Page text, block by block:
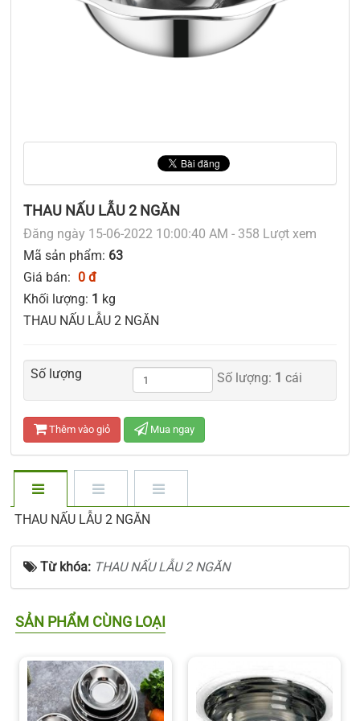
THAU NẤU LẪU 2 NGĂN
Đăng ngày 15-06-2022 10:00:40 AM - 358 Lượt xem
Mã sản phẩm: 63
Giá bán: 0 đ
Khối lượng: 1 kg
THAU NẤU LẪU 2 NGĂN
Số lượng Số lượng: 1 cái
Thêm vào giỏ Mua ngay
THAU NẤU LẪU 2 NGĂN
Từ khóa: THAU NẤU LẪU 2 NGĂN
SẢN PHẨM CÙNG LOẠI